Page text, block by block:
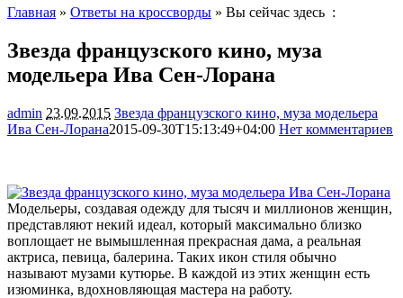
Главная » Ответы на кроссворды » Вы сейчас здесь :
Звезда французского кино, муза
модельера Ива Сен-Лорана
admin 23.09.2015 Звезда французского кино, муза модельера
Ива Сен-Лорана2015-09-30T15:13:49+04:00 Нет комментариев
Модельеры, создавая одежду для тысяч и миллионов женщин,
представляют некий идеал, который максимально близко
воплощает не вымышленная прекрасная дама, а реальная
актриса, певица, балерина. Таких икон стиля обычно
называют музами кутюрье. В каждой из этих женщин есть
изюминка, вдохновляющая мастера на работу.